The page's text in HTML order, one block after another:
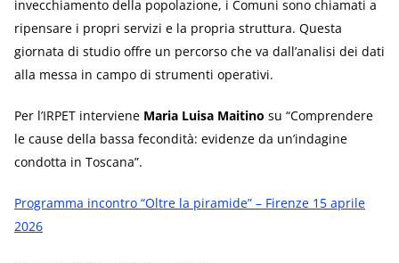
invecchiamento della popolazione, i Comuni sono chiamati a
ripensare i propri servizi e la propria struttura. Questa
giornata di studio offre un percorso che va dall’analisi dei dati
alla messa in campo di strumenti operativi.
Per l’IRPET interviene Maria Luisa Maitino su “Comprendere
le cause della bassa fecondità: evidenze da un’indagine
condotta in Toscana”.
Programma incontro “Oltre la piramide” – Firenze 15 aprile
2026